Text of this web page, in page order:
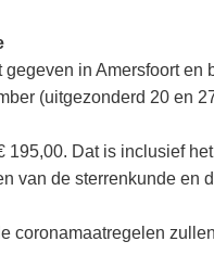
gegeven in Amersfoort
(uitgezonderd 20 en
195,00. Dat is inclusief
van de sterrenkunde en
coronamaatregelen